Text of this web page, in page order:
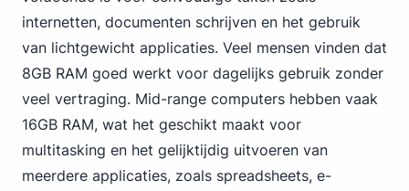
internetten, documenten schrijven en het gebruik
van lichtgewicht applicaties. Veel mensen vinden dat
8GB RAM goed werkt voor dagelijks gebruik zonder
veel vertraging. Mid-range computers hebben vaak
16GB RAM, wat het geschikt maakt voor
multitasking en het gelijktijdig uitvoeren van
meerdere applicaties, zoals spreadsheets, e-